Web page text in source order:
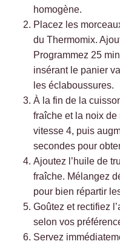
homogène.
Placez les
du Thermomix.
Programmez 25
insérant le panier
les éclaboussures.
À la fin de la
fraîche et la noix
vitesse 4, puis
secondes pour
Ajoutez l’huile de
fraîche. Mélangez
pour bien répartir
Goûtez et rectifiez
selon vos
Servez